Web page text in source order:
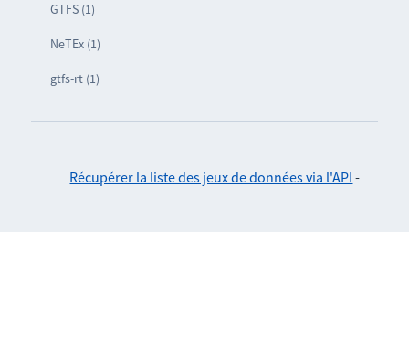
GTFS (1)
NeTEx (1)
gtfs-rt (1)
Récupérer la liste des jeux de données via l'API -